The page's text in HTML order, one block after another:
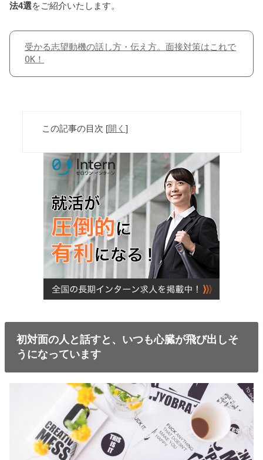
法4選をご紹介いたします。
受かる志望動機の話し方・伝え方。面接対策はこれで
OK！
この記事の目次 [開く ]
初対面の人と話すと、いつも心臓が飛び出しそ
うになっています